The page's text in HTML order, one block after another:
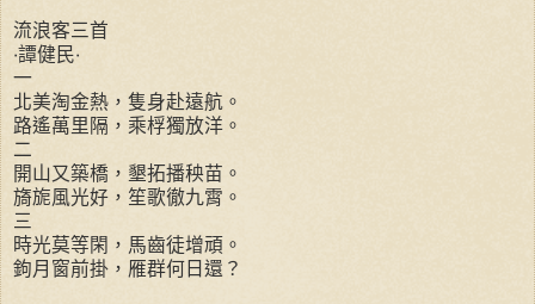
流浪客三首
‧譚健民‧
一
北美淘金熱，隻身赴遠航。
路遙萬里隔，乘桴獨放洋。
二
開山又築橋，墾拓播秧苗。
旖旎風光好，笙歌徹九霄。
三
時光莫等閑，馬齒徒增頑。
鉤月窗前掛，雁群何日還？